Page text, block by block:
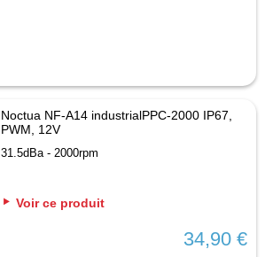
Noctua NF-A14 industrialPPC-2000 IP67,
PWM, 12V
31.5dBa - 2000rpm
Voir ce produit
34,90 €